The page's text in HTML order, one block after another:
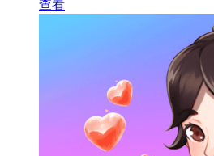
查看